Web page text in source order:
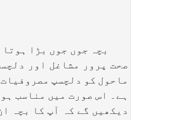
بچہ جوں جوں بڑا ہوتا
صحت پرور مشاغل اور
ماحول کو دلچسپ
ہے۔ اس صورت میں مناسب
دیکھیں گے کہ آپ کا بچہ